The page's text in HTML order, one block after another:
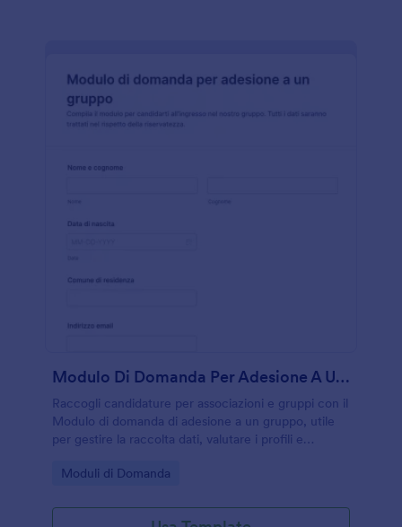
Modulo Di Domanda Per Adesione A Un Gruppo
Raccogli candidature per associazioni e gruppi con il
Modulo di domanda di adesione a un gruppo, utile
per gestire la raccolta dati, valutare i profili e
Go to Category:
Moduli di Domanda